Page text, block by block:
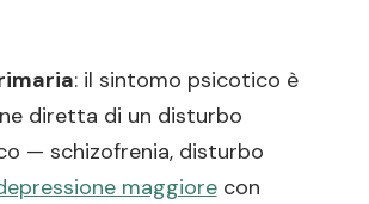
: il sintomo psicotico è
diretta di un disturbo
— schizofrenia, disturbo
maggiorecon